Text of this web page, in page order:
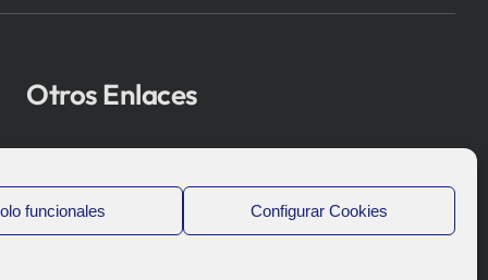
funcionales Configurar Cookies
Otros Enlaces
Bioef
Gobierno Vasco